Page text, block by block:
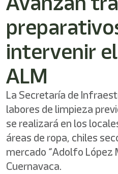
Este
directo
activa
lector
pantalla
para
navegar
interactuar
con
intervenir
ALM
La Secretaría de
labores de limpieza
se realizará en los
áreas de ropa, chiles
mercado “Adolfo López
Cuernavaca.